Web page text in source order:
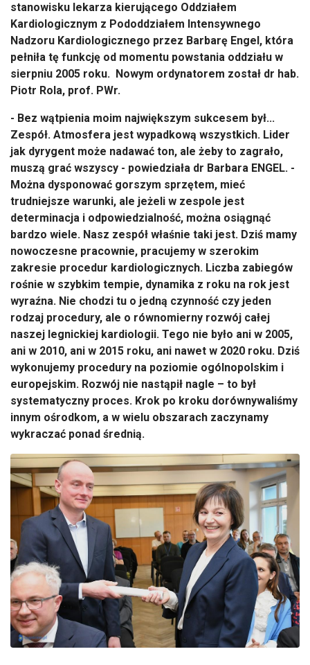
stanowisku lekarza kierującego Oddziałem
Kardiologicznym z Pododdziałem Intensywnego
Nadzoru Kardiologicznego przez Barbarę Engel, która
pełniła tę funkcję od momentu powstania oddziału w
sierpniu 2005 roku. Nowym ordynatorem został dr hab.
Piotr Rola, prof. PWr.
- Bez wątpienia moim największym sukcesem był...
Zespół. Atmosfera jest wypadkową wszystkich. Lider
jak dyrygent może nadawać ton, ale żeby to zagrało,
muszą grać wszyscy - powiedziała dr Barbara ENGEL. -
Można dysponować gorszym sprzętem, mieć
trudniejsze warunki, ale jeżeli w zespole jest
determinacja i odpowiedzialność, można osiągnąć
bardzo wiele. Nasz zespół właśnie taki jest. Dziś mamy
nowoczesne pracownie, pracujemy w szerokim
zakresie procedur kardiologicznych. Liczba zabiegów
rośnie w szybkim tempie, dynamika z roku na rok jest
wyraźna. Nie chodzi tu o jedną czynność czy jeden
rodzaj procedury, ale o równomierny rozwój całej
naszej legnickiej kardiologii. Tego nie było ani w 2005,
ani w 2010, ani w 2015 roku, ani nawet w 2020 roku. Dziś
wykonujemy procedury na poziomie ogólnopolskim i
europejskim. Rozwój nie nastąpił nagle – to był
systematyczny proces. Krok po kroku dorównywaliśmy
innym ośrodkom, a w wielu obszarach zaczynamy
wykraczać ponad średnią.